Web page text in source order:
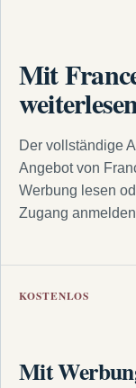
Mit
Der vollständige
Angebot von
Werbung lesen
Zugang
KOSTENLOS
Mit